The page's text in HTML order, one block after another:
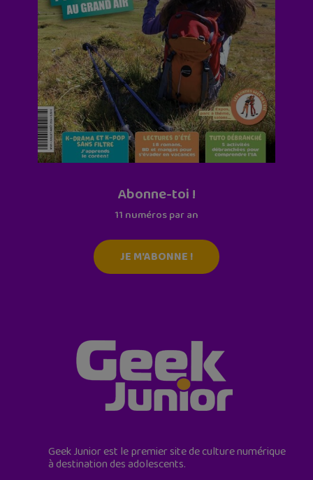
Abonne-toi !
11 numéros par an
JE M'ABONNE !
Geek Junior est le premier site de culture numérique
à destination des adolescents.